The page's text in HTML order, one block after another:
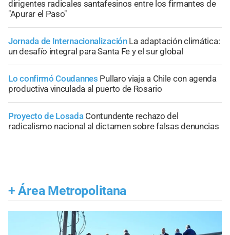
dirigentes radicales santafesinos entre los firmantes de
"Apurar el Paso"
Jornada de Internacionalización La adaptación climática:
un desafío integral para Santa Fe y el sur global
Lo confirmó Coudannes Pullaro viaja a Chile con agenda
productiva vinculada al puerto de Rosario
Proyecto de Losada Contundente rechazo del
radicalismo nacional al dictamen sobre falsas denuncias
+ Área Metropolitana